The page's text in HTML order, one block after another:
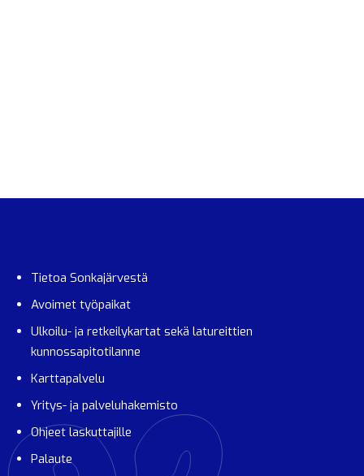
Tietoa Sonkajärvestä
Avoimet työpaikat
Ulkoilu- ja retkeilykartat sekä latureittien
kunnossapitotilanne
Karttapalvelu
Yritys- ja palveluhakemisto
Ohjeet laskuttajille
Palaute